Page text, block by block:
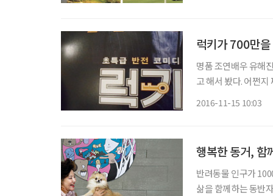
럭키가 700만
명품 조연배우 유해
고 해서 봤다. 어쩐지 짜임새가 일본 냄새가 난다 했더니 일본 영화 ‘열쇠도둑의 방법’을 리메
2016-11-15 10:03
행복한 동거, 함
반려동물 인구가
삶을 함께하는 동반